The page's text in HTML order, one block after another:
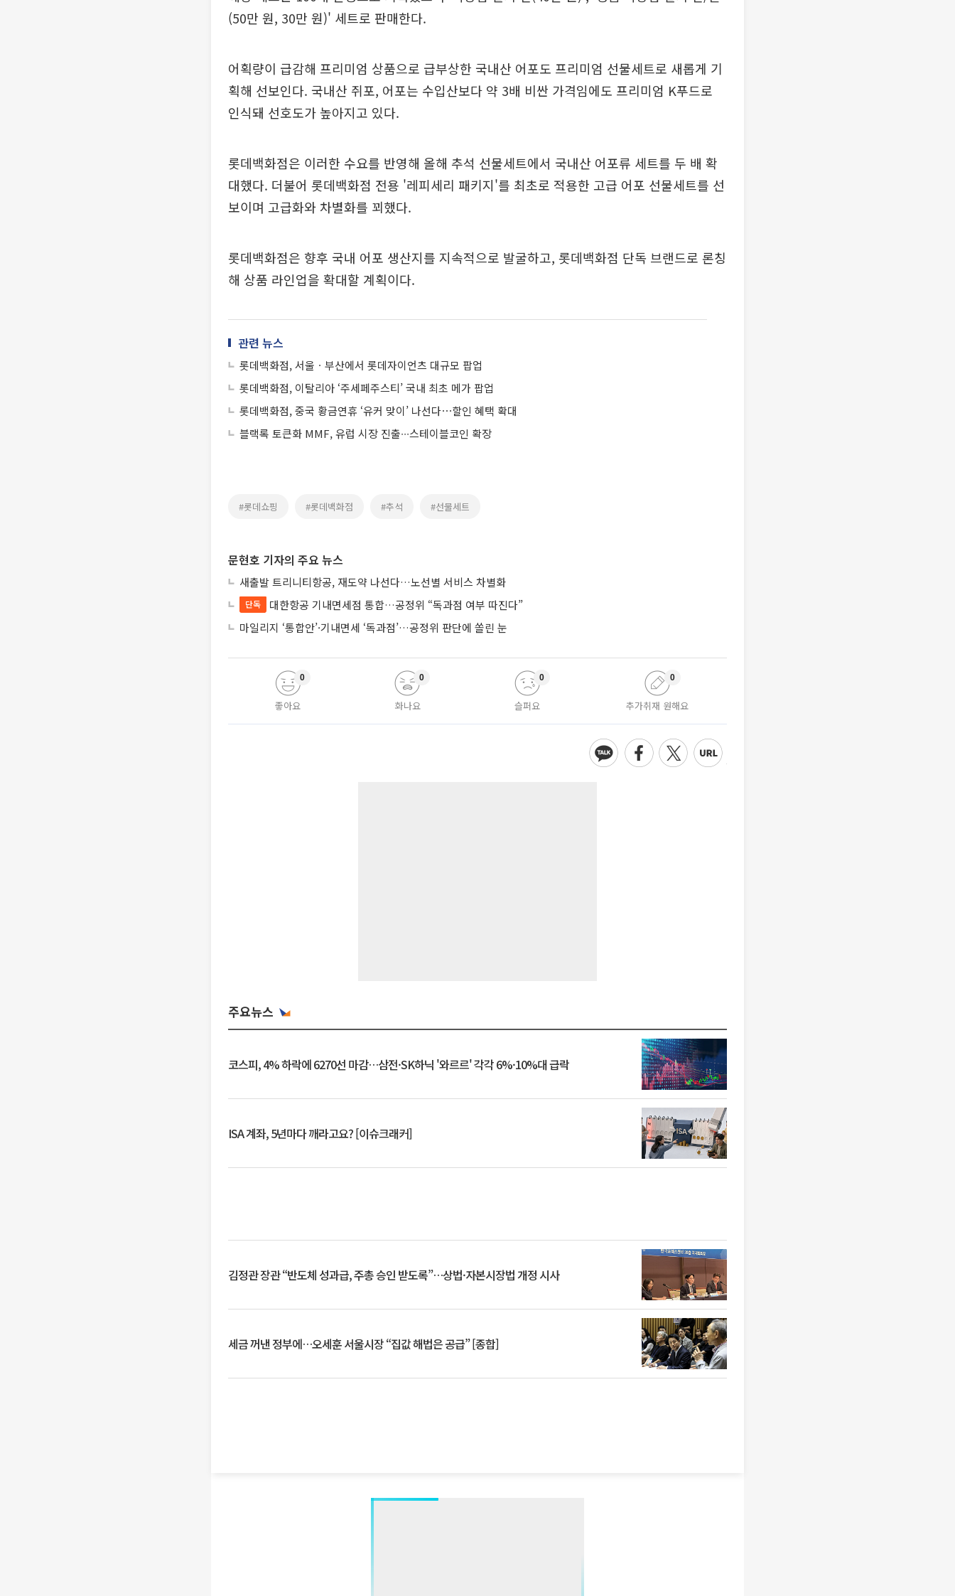
(50만 원, 30만 원)' 세트로 판매한다.
어획량이 급감해 프리미엄 상품으로 급부상한 국내산 어포도 프리미엄 선물세트로 새롭게 기
획해 선보인다. 국내산 쥐포, 어포는 수입산보다 약 3배 비싼 가격임에도 프리미엄 K푸드로
인식돼 선호도가 높아지고 있다.
롯데백화점은 이러한 수요를 반영해 올해 추석 선물세트에서 국내산 어포류 세트를 두 배 확
대했다. 더불어 롯데백화점 전용 '레피세리 패키지'를 최초로 적용한 고급 어포 선물세트를 선
보이며 고급화와 차별화를 꾀했다.
롯데백화점은 향후 국내 어포 생산지를 지속적으로 발굴하고, 롯데백화점 단독 브랜드로 론칭
해 상품 라인업을 확대할 계획이다.
관련 뉴스
롯데백화점, 서울ㆍ부산에서 롯데자이언츠 대규모 팝업
롯데백화점, 이탈리아 ‘주세페주스티’ 국내 최초 메가 팝업
롯데백화점, 중국 황금연휴 ‘유커 맞이’ 나선다⋯할인 혜택 확대
블랙록 토큰화 MMF, 유럽 시장 진출∙∙∙스테이블코인 확장
#롯데쇼핑 #롯데백화점 #추석 #선물세트
문현호 기자의 주요 뉴스
새출발 트리니티항공, 재도약 나선다…노선별 서비스 차별화
단독
대한항공 기내면세점 통합…공정위 “독과점 여부 따진다”
마일리지 ‘통합안’·기내면세 ‘독과점’…공정위 판단에 쏠린 눈
좋아요
0
화나요
0
슬퍼요
0
추가취재 원해요
0
주요뉴스
코스피, 4% 하락에 6270선 마감…삼전·SK하닉 '와르르' 각각 6%·10%대 급락
ISA 계좌, 5년마다 깨라고요? [이슈크래커]
김정관 장관 “반도체 성과급, 주총 승인 받도록”…상법·자본시장법 개정 시사
세금 꺼낸 정부에…오세훈 서울시장 “집값 해법은 공급” [종합]